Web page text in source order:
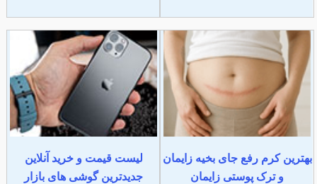
بهترین کرم رفع جای بخیه زایمان
و ترک پوستی زایمان
لیست قیمت و خرید آنلاین
جدیدترین گوشی های بازار